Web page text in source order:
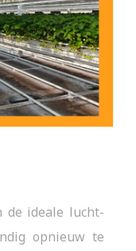
de ideale lucht-
opnieuw te